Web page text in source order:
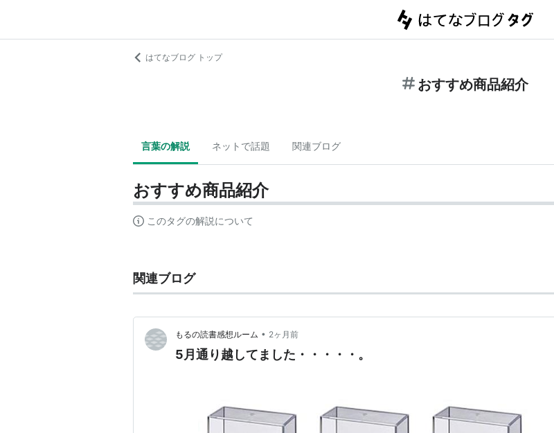
はてなブログ トップ
おすすめ商品紹介
言葉の解説 ネットで話題 関連ブログ
おすすめ商品紹介
このタグの解説について
関連ブログ
もるの読書感想ルーム • 2ヶ月前
5月通り越してました・・・・・。